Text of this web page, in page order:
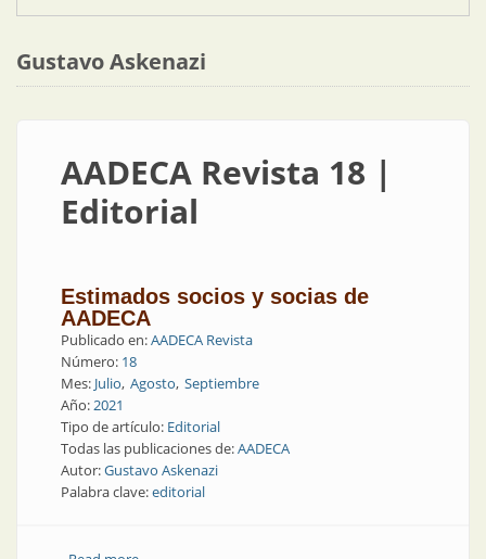
Gustavo Askenazi
AADECA Revista 18 |
Editorial
Estimados socios y socias de
AADECA
Publicado en:AADECA Revista
Número: 18
Mes: Julio Agosto Septiembre
Año:2021
Tipo de artículo: Editorial
Todas las publicaciones de:AADECA
Autor:Gustavo Askenazi
Palabra clave:editorial